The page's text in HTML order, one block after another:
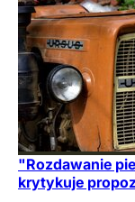
"Rozdawanie
krytykuje